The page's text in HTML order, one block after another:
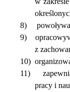
8)
9)
z
10)
11)
pracy i